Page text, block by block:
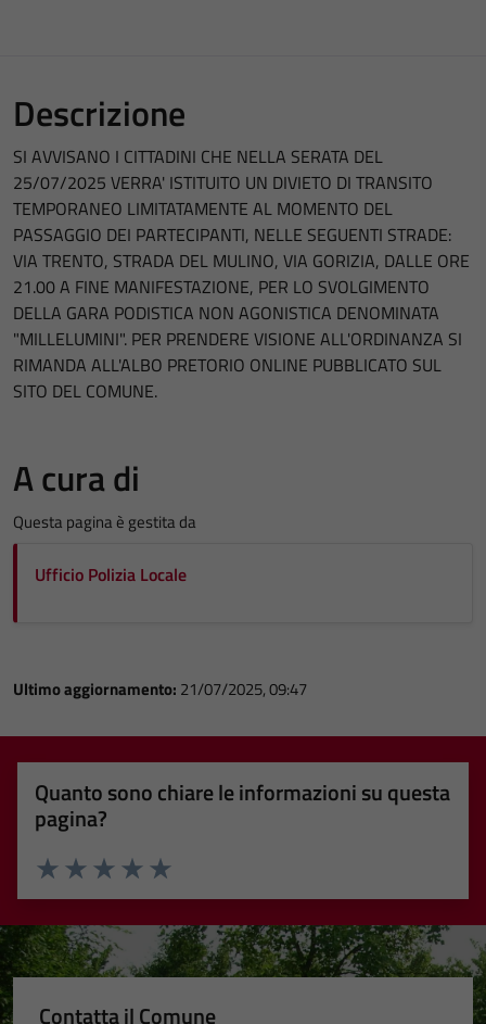
Descrizione
SI AVVISANO I CITTADINI CHE NELLA SERATA DEL
25/07/2025 VERRA' ISTITUITO UN DIVIETO DI TRANSITO
TEMPORANEO LIMITATAMENTE AL MOMENTO DEL
PASSAGGIO DEI PARTECIPANTI, NELLE SEGUENTI STRADE:
VIA TRENTO, STRADA DEL MULINO, VIA GORIZIA, DALLE ORE
21.00 A FINE MANIFESTAZIONE, PER LO SVOLGIMENTO
DELLA GARA PODISTICA NON AGONISTICA DENOMINATA
"MILLELUMINI". PER PRENDERE VISIONE ALL'ORDINANZA SI
RIMANDA ALL'ALBO PRETORIO ONLINE PUBBLICATO SUL
SITO DEL COMUNE.
A cura di
Questa pagina è gestita da
Ufficio Polizia Locale
Ultimo aggiornamento: 21/07/2025, 09:47
Quanto sono chiare le informazioni su questa
pagina?
Valuta 5 stelle su 5
Valuta 4 stelle su 5
Valuta 3 stelle su 5
Valuta 2 stelle su 5
Valuta 1 stelle su 5
Contatta il Comune